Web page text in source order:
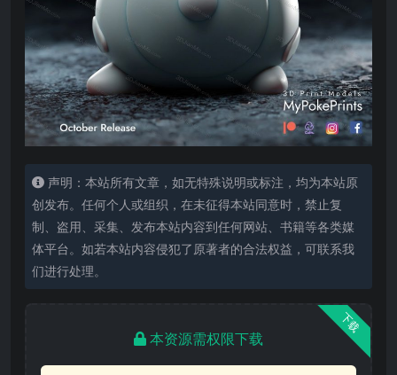
声明：本站所有文章，如无特殊说明或标注，均为本站原
创发布。任何个人或组织，在未征得本站同意时，禁止复
制、盗用、采集、发布本站内容到任何网站、书籍等各类媒
体平台。如若本站内容侵犯了原著者的合法权益，可联系我
们进行处理。
下载
本资源需权限下载